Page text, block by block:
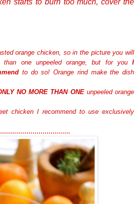
orange chicken, so in the picture you will
one unpeeled orange, but for you I
to do so! Orange rind make the dish
NO MORE THAN ONEunpeeled orange
chicken I recommend to use exclusively
...